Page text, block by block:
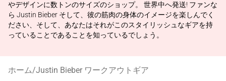
やデザインに数トンのサイズのショップ。 世界中へ発送! ファンな
ら Justin Bieber そして、彼の筋肉の身体のイメージを楽しんでく
ださい、そして、あなたはそれがこのスタイリッシュなギアを持
っていることであることを知っているでしょう。
ホーム/Justin Bieber ワークアウトギア